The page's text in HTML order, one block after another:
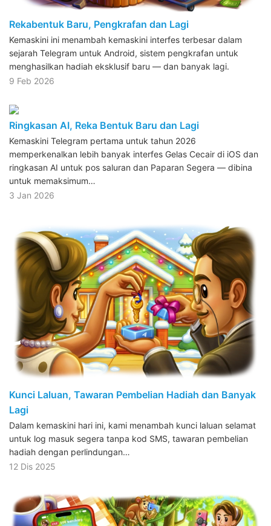
Rekabentuk Baru, Pengkrafan dan Lagi
Kemaskini ini menambah kemaskini interfes terbesar dalam
sejarah Telegram untuk Android, sistem pengkrafan untuk
menghasilkan hadiah eksklusif baru — dan banyak lagi.
9 Feb 2026
Ringkasan AI, Reka Bentuk Baru dan Lagi
Kemaskini Telegram pertama untuk tahun 2026
memperkenalkan lebih banyak interfes Gelas Cecair di iOS dan
ringkasan AI untuk pos saluran dan Paparan Segera — dibina
untuk memaksimum…
3 Jan 2026
Kunci Laluan, Tawaran Pembelian Hadiah dan Banyak
Lagi
Dalam kemaskini hari ini, kami menambah kunci laluan selamat
untuk log masuk segera tanpa kod SMS, tawaran pembelian
hadiah dengan perlindungan…
12 Dis 2025